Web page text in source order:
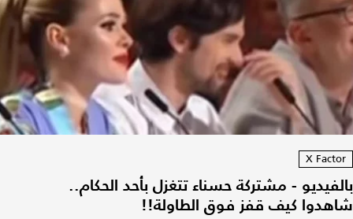
X Factor
بالفيديو - مشتركة حسناء تتغزل بأحد الحكام..
شاهدوا كيف قفز فوق الطاولة!!